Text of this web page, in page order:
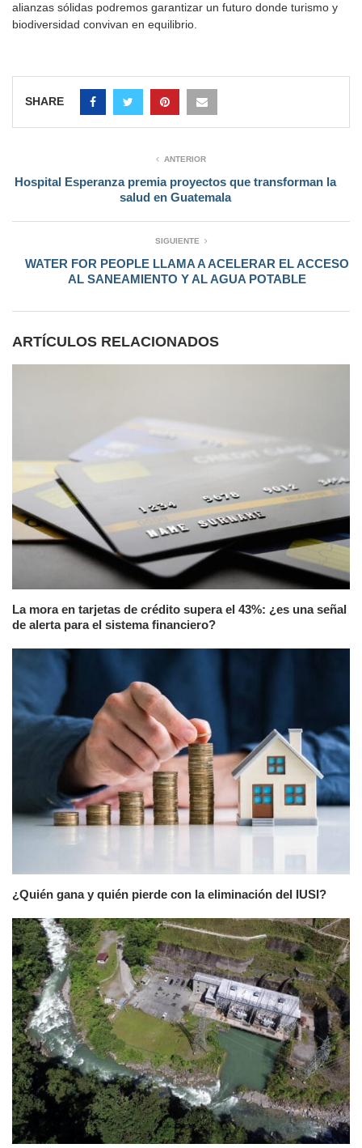
alianzas sólidas podremos garantizar un futuro donde turismo y
biodiversidad convivan en equilibrio.
SHARE
ANTERIOR
Hospital Esperanza premia proyectos que transforman la
salud en Guatemala
SIGUIENTE
WATER FOR PEOPLE LLAMA A ACELERAR EL ACCESO
AL SANEAMIENTO Y AL AGUA POTABLE
ARTÍCULOS RELACIONADOS
La mora en tarjetas de crédito supera el 43%: ¿es una señal
de alerta para el sistema financiero?
¿Quién gana y quién pierde con la eliminación del IUSI?